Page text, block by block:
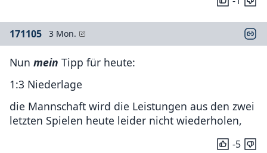
171105 3 Mon.
Nun mein Tipp für heute:
1:3 Niederlage
die Mannschaft wird die Leistungen aus den zwei
letzten Spielen heute leider nicht wiederholen,
-5